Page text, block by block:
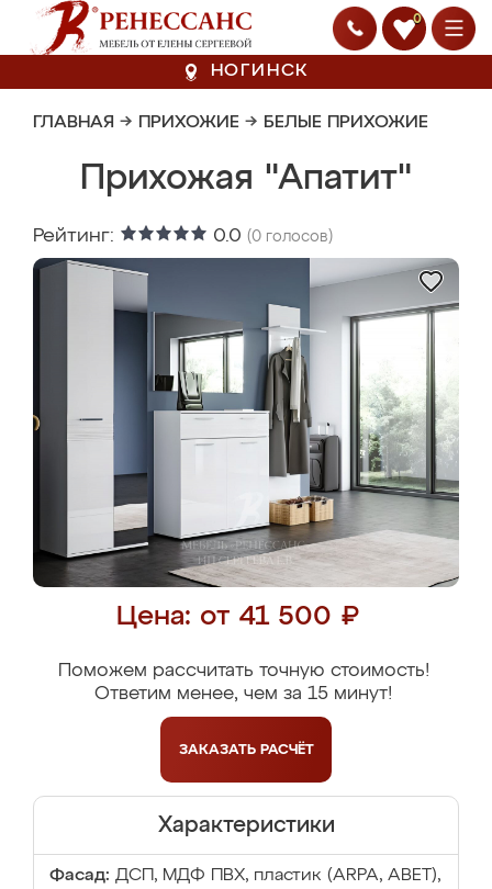
0
НОГИНСК
ГЛАВНАЯ → ПРИХОЖИЕ → БЕЛЫЕ ПРИХОЖИЕ
Прихожая "Апатит"
Рейтинг: 0.0 (0 голосов)
Цена: от 41 500 ₽
Поможем рассчитать точную стоимость!
Ответим менее, чем за 15 минут!
ЗАКАЗАТЬ РАСЧЁТ
Характеристики
Фасад: ДСП, МДФ ПВХ, пластик (ARPA, ABET),